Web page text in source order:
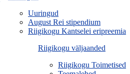
Uuringud
August Rei stipendium
Riigikogu Kantselei eripreemia
Riigikogu väljaanded
Riigikogu Toimetised